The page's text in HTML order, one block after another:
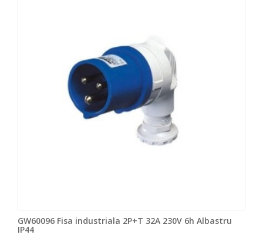
GW60096 Fisa industriala 2P+T 32A 230V 6h Albastru
IP44